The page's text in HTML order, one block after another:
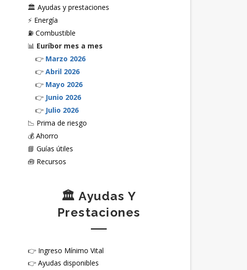
🏛️ Ayudas y prestaciones
⚡ Energía
⛽ Combustible
📊 Euríbor mes a mes
👉 Marzo 2026
👉 Abril 2026
👉 Mayo 2026
👉 Junio 2026
👉 Julio 2026
📉 Prima de riesgo
💰 Ahorro
📘 Guías útiles
🧰 Recursos
🏛️ Ayudas Y
Prestaciones
👉 Ingreso Mínimo Vital
👉 Ayudas disponibles